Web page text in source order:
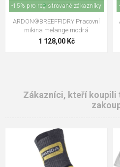
-15% pro registrované zákazníky
ARDON®BREEFFIDRY Pracovní
mikina melange modrá
1 128,00 Kč
Zákazníci, kteří koupili